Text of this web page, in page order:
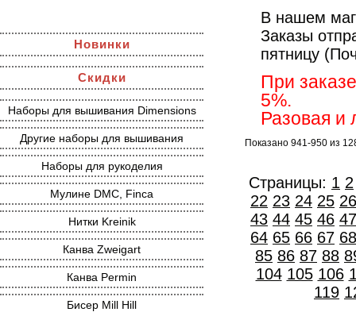
Новинки
Скидки
Наборы для вышивания Dimensions
Другие наборы для вышивания
Наборы для рукоделия
Мулине DMC, Finca
Нитки Kreinik
Канва Zweigart
Канва Permin
Бисер Mill Hill
В нашем
Заказы
пятницу
При
5%.
Разовая и
Показано 941-950 из
Страницы: 1 2
22 23 24 25 26
43 44 45 46 47
64 65 66 67 68
85 86 87 88
104 105 106
119